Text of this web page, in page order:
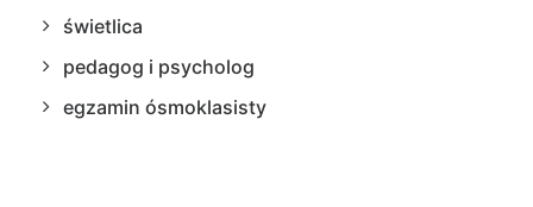
świetlica
pedagog i psycholog
egzamin ósmoklasisty